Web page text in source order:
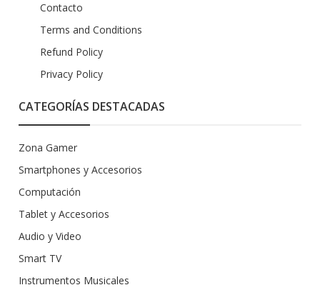
Contacto
Terms and Conditions
Refund Policy
Privacy Policy
CATEGORÍAS DESTACADAS
Zona Gamer
Smartphones y Accesorios
Computación
Tablet y Accesorios
Audio y Video
Smart TV
Instrumentos Musicales